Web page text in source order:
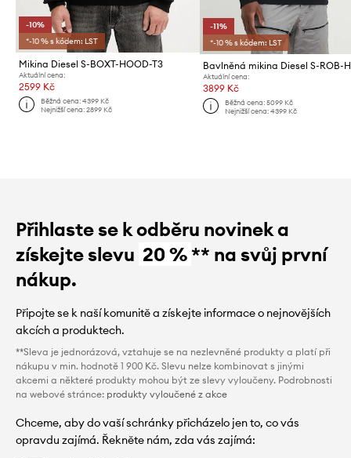
-10%
*-10 % s kódem: LST
Mikina Diesel S-BOXT-HOOD-T3
Aktuální cena:
2599 Kč
Běžná cena:4399 Kč
Nejnižší cena:2899 Kč
-11%
*-10 % s kódem: LST
Aktuální cena:
3899 Kč
Běžná cena: 5099 Kč
Nejnižší cena: 4399 Kč
Přihlaste se k odběru novinek a
získejte slevu 20 %** na svůj první
nákup.
Připojte se k naší komunitě a získejte informace o nejnovějších
akcích a produktech.
**Sleva je jednorázová, vztahuje se na nezlevněné produkty a platí při
nákupu v min. hodnotě 1 900 Kč. Slevu nelze kombinovat s jinými
akcemi a některé produkty mohou být ze slevy vyloučeny. Podrobnosti
na webové stránce: produkty vyloučené z akce
Chceme, aby do vaší schránky přicházelo jen to, co vás
opravdu zajímá. Řekněte nám, zda vás zajímá: